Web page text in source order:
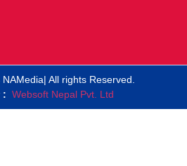
All rights Reserved.
: Websoft Nepal Pvt. Ltd